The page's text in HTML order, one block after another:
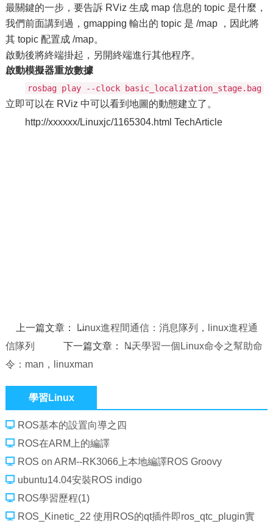
最關鍵的一步，要告訴 RViz 生成 map 信息的 topic 是什麼，
我們前面講到過，gmapping 輸出的 topic 是 /map ，因此將
其 topic 配置成 /map。
啟動後將終端掛起，另開終端進行其他程序。
啟動模擬器重放數據
rosbag play --clock basic_localization_stage.bag
立即可以在 RViz 中可以看到地圖的動態建立了。
http://xxxxxx/Linuxjc/1165304.html TechArticle
上一篇文章：
Linux進程間通信：消息隊列，linux進程通
信隊列
下一篇文章：
N天學習一個Linux命令之幫助命
令：man，linuxman
學習Linux
ROS基本的設置向導之四
ROS在ARM上的編譯
ROS on ARM--RK3066上本地編譯ROS Groovy
ubuntu14.04安裝ROS indigo
ROS學習歷程(1)
ROS_Kinetic_22 使用ROS的qt插件即ros_qtc_plugin實